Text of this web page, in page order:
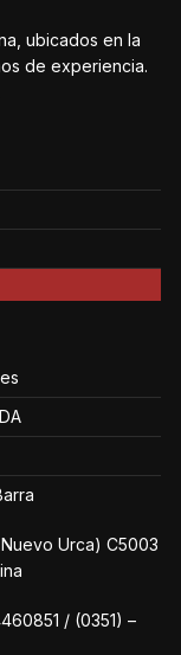
ubicados en la
de experiencia.
Nuevo Urca) C5003
/ (0351) –